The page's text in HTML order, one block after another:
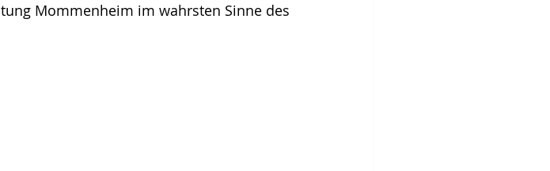
Mommenheim im wahrsten Sinne des